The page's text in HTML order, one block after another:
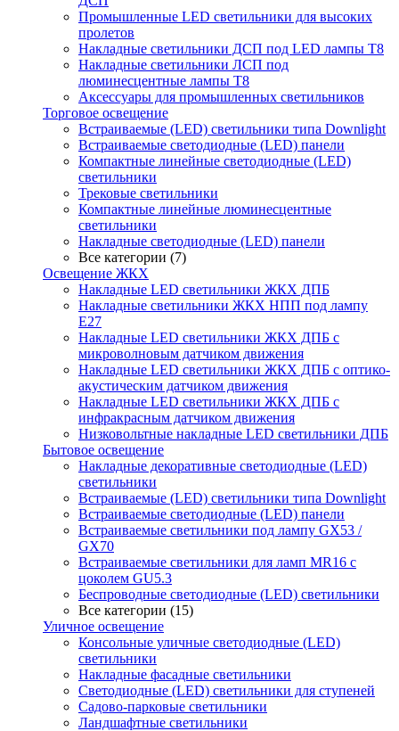
Промышленные LED светильники для высоких
пролетов
Накладные светильники ДСП под LED лампы Т8
Накладные светильники ЛСП под
люминесцентные лампы Т8
Аксессуары для промышленных светильников
Торговое освещение
Встраиваемые (LED) светильники типа Downlight
Встраиваемые светодиодные (LED) панели
Компактные линейные светодиодные (LED)
светильники
Трековые светильники
Компактные линейные люминесцентные
светильники
Накладные светодиодные (LED) панели
Все категории (7)
Освещение ЖКХ
Накладные LED светильники ЖКХ ДПБ
Накладные светильники ЖКХ НПП под лампу
Е27
Накладные LED светильники ЖКХ ДПБ с
микроволновым датчиком движения
Накладные LED светильники ЖКХ ДПБ с оптико-
акустическим датчиком движения
Накладные LED светильники ЖКХ ДПБ с
инфракрасным датчиком движения
Низковольтные накладные LED светильники ДПБ
Бытовое освещение
Накладные декоративные светодиодные (LED)
светильники
Встраиваемые (LED) светильники типа Downlight
Встраиваемые светодиодные (LED) панели
Встраиваемые светильники под лампу GX53 /
GX70
Встраиваемые светильники для ламп MR16 с
цоколем GU5.3
Беспроводные светодиодные (LED) светильники
Все категории (15)
Уличное освещение
Консольные уличные светодиодные (LED)
светильники
Накладные фасадные светильники
Светодиодные (LED) светильники для ступеней
Садово-парковые светильники
Ландшафтные светильники